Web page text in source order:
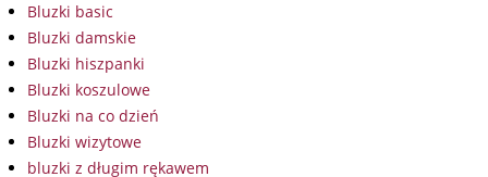
Bluzki basic
Bluzki damskie
Bluzki hiszpanki
Bluzki koszulowe
Bluzki na co dzień
Bluzki wizytowe
bluzki z długim rękawem